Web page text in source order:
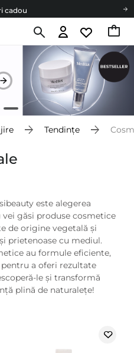
cadou
de la 150 RON!
cadou
de la 150 RON!
Tendințe
este alegerea
găsi produse cosmetice
de origine vegetală și
prietenoase cu mediul.
au formule eficiente,
a oferi rezultate
le și transformă
plină de naturalețe!